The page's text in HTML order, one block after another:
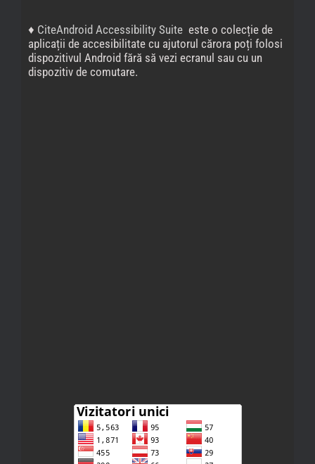
♦ CiteAndroid Accessibility Suite este o colecție de
aplicații de accesibilitate cu ajutorul cărora poți folosi
dispozitivul Android fără să vezi ecranul sau cu un
dispozitiv de comutare.